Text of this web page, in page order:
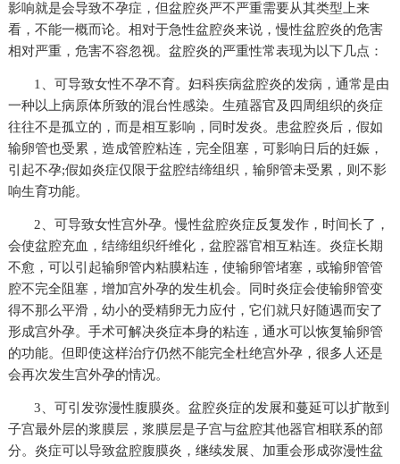
影响就是会导致不孕症，但盆腔炎严不严重需要从其类型上来
看，不能一概而论。相对于急性盆腔炎来说，慢性盆腔炎的危害
相对严重，危害不容忽视。盆腔炎的严重性常表现为以下几点：
1、可导致女性不孕不育。妇科疾病盆腔炎的发病，通常是由
一种以上病原体所致的混台性感染。生殖器官及四周组织的炎症
往往不是孤立的，而是相互影响，同时发炎。患盆腔炎后，假如
输卵管也受累，造成管腔粘连，完全阻塞，可影响日后的妊娠，
引起不孕;假如炎症仅限于盆腔结缔组织，输卵管未受累，则不影
响生育功能。
2、可导致女性宫外孕。慢性盆腔炎症反复发作，时间长了，
会使盆腔充血，结缔组织纤维化，盆腔器官相互粘连。炎症长期
不愈，可以引起输卵管内粘膜粘连，使输卵管堵塞，或输卵管管
腔不完全阻塞，增加宫外孕的发生机会。同时炎症会使输卵管变
得不那么平滑，幼小的受精卵无力应付，它们就只好随遇而安了
形成宫外孕。手术可解决炎症本身的粘连，通水可以恢复输卵管
的功能。但即使这样治疗仍然不能完全杜绝宫外孕，很多人还是
会再次发生宫外孕的情况。
3、可引发弥漫性腹膜炎。盆腔炎症的发展和蔓延可以扩散到
子宫最外层的浆膜层，浆膜层是子宫与盆腔其他器官相联系的部
分。炎症可以导致盆腔腹膜炎，继续发展、加重会形成弥漫性盆